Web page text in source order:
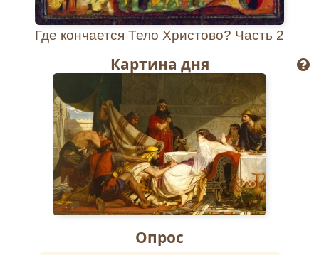
Где кончается Тело Христово? Часть 2
Картина дня
Опрос